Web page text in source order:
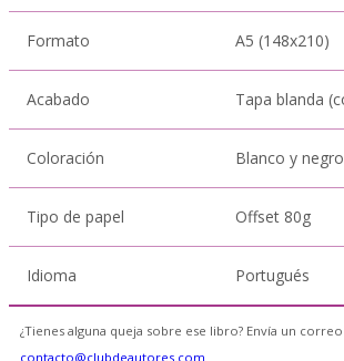
Formato A5 (148x210)
Acabado Tapa blanda
Coloración Blanco y negro
Tipo de papel Offset 80g
Idioma Portugués
¿Tienes alguna queja sobre ese libro? Envía un
contacto@clubdeautores.com